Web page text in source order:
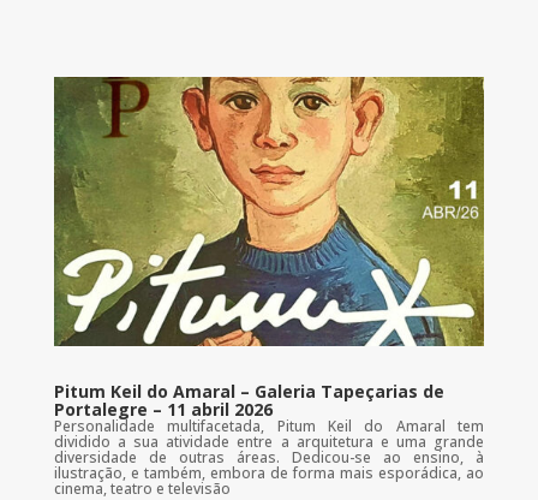
Pitum Keil do Amaral – Galeria Tapeçarias de
Portalegre – 11 abril 2026
Personalidade multifacetada, Pitum Keil do Amaral tem
dividido a sua atividade entre a arquitetura e uma grande
diversidade de outras áreas. Dedicou-se ao ensino, à
ilustração, e também, embora de forma mais esporádica, ao
cinema, teatro e televisão